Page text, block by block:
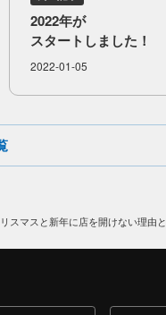
2022年が​
スタートしました！
2022-01-05
スマスと新年に店を開けない理由